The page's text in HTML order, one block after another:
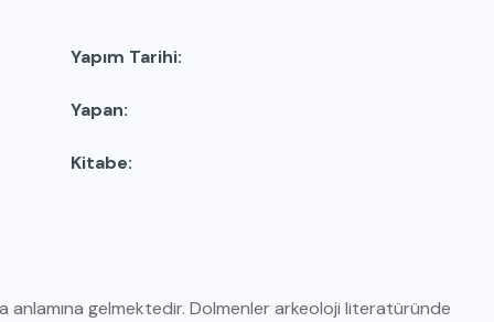
Yapım Tarihi
Yapan
Kitabe
anlamına gelmektedir. Dolmenler arkeoloji literatüründe